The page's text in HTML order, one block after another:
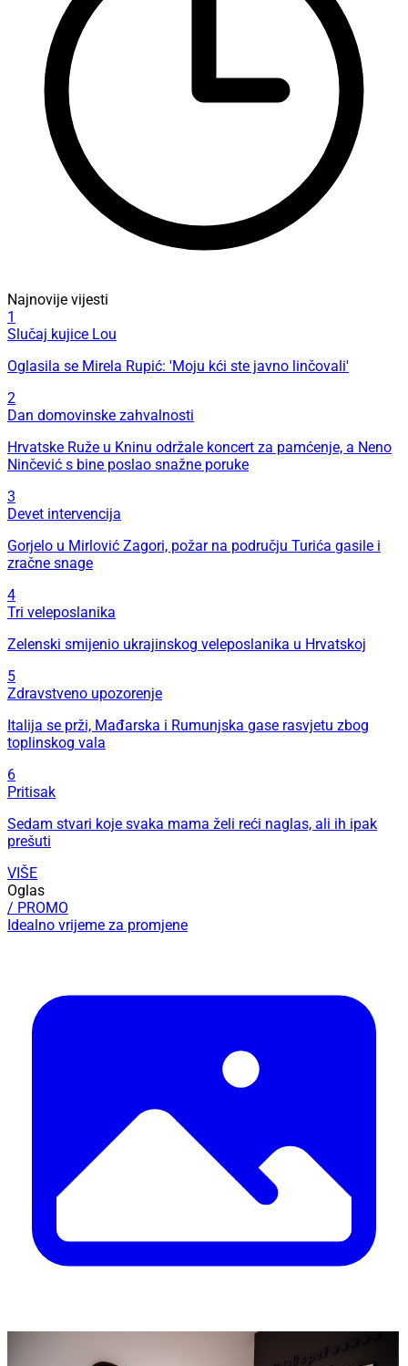
Najnovije vijesti
1
Slučaj kujice Lou
Oglasila se Mirela Rupić: 'Moju kći ste javno linčovali'
2
Dan domovinske zahvalnosti
Hrvatske Ruže u Kninu održale koncert za pamćenje, a Neno
Ninčević s bine poslao snažne poruke
3
Devet intervencija
Gorjelo u Mirlović Zagori, požar na području Turića gasile i
zračne snage
4
Tri veleposlanika
Zelenski smijenio ukrajinskog veleposlanika u Hrvatskoj
5
Zdravstveno upozorenje
Italija se prži, Mađarska i Rumunjska gase rasvjetu zbog
toplinskog vala
6
Pritisak
Sedam stvari koje svaka mama želi reći naglas, ali ih ipak
prešuti
VIŠE
Oglas
/ PROMO
Idealno vrijeme za promjene